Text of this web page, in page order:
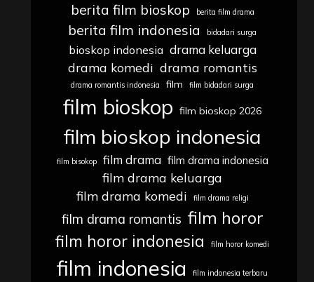
berita film bioskop berita film drama
berita film indonesia bidadari surga
bioskop indonesia drama keluarga
drama komedi drama romantis
drama romantis indonesia film film bidadari surga
film bioskop film bioskop 2026
film bioskop indonesia
film bisokop film drama film drama indonesia
film drama keluarga
film drama komedi
film drama religi
film drama romantis film horor
film horor indonesia film horor komedi
film indonesia
film indonesia terbaru